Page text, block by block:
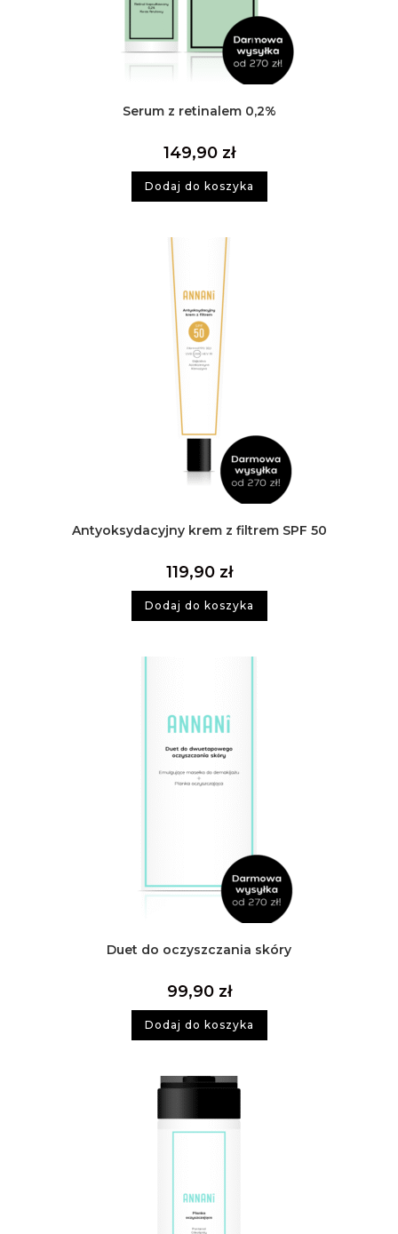
Serum z retinalem 0,2%
149,90 zł
Dodaj do koszyka
Antyoksydacyjny krem z filtrem SPF 50
119,90 zł
Dodaj do koszyka
Duet do oczyszczania skóry
99,90 zł
Dodaj do koszyka